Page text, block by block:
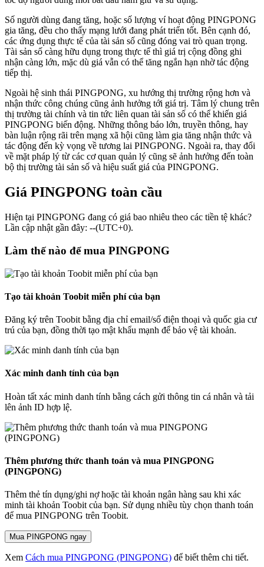
Số người dùng đang tăng, hoặc số lượng ví hoạt động PINGPONG
gia tăng, đều cho thấy mạng lưới đang phát triển tốt. Bên cạnh đó,
các ứng dụng thực tế của tài sản số cũng đóng vai trò quan trọng.
Tài sản số càng hữu dụng trong thực tế thì giá trị cộng đồng ghi
nhận càng lớn, mặc dù giá vẫn có thể tăng ngắn hạn nhờ tác động
tiếp thị.
Ngoài hệ sinh thái PINGPONG, xu hướng thị trường rộng hơn và
nhận thức công chúng cũng ảnh hưởng tới giá trị. Tâm lý chung trên
thị trường tài chính và tin tức liên quan tài sản số có thể khiến giá
PINGPONG biến động. Những thông báo lớn, truyền thông, hay
bàn luận rộng rãi trên mạng xã hội cũng làm gia tăng nhận thức và
tác động đến kỳ vọng về tương lai PINGPONG. Ngoài ra, thay đổi
về mặt pháp lý từ các cơ quan quản lý cũng sẽ ảnh hưởng đến toàn
bộ thị trường tài sản số và hiệu suất giá của PINGPONG.
Giá PINGPONG toàn cầu
Hiện tại PINGPONG đang có giá bao nhiêu theo các tiền tệ khác?
Lần cập nhật gần đây: --(UTC+0).
Làm thế nào để mua PINGPONG
Tạo tài khoản Toobit miễn phí của bạn
Đăng ký trên Toobit bằng địa chỉ email/số điện thoại và quốc gia cư
trú của bạn, đồng thời tạo mật khẩu mạnh để bảo vệ tài khoản.
Xác minh danh tính của bạn
Hoàn tất xác minh danh tính bằng cách gửi thông tin cá nhân và tải
lên ảnh ID hợp lệ.
Thêm phương thức thanh toán và mua PINGPONG
(PINGPONG)
Thêm thẻ tín dụng/ghi nợ hoặc tài khoản ngân hàng sau khi xác
minh tài khoản Toobit của bạn. Sử dụng nhiều tùy chọn thanh toán
để mua PINGPONG trên Toobit.
Mua PINGPONG ngay
Xem Cách mua PINGPONG (PINGPONG) để biết thêm chi tiết.